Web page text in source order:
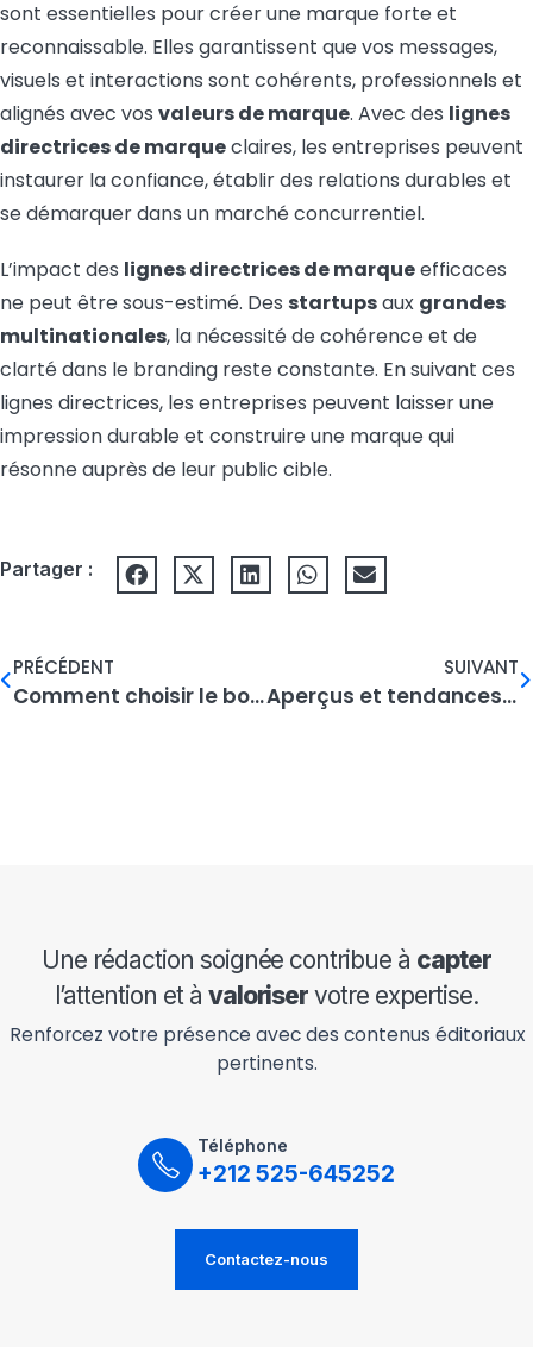
sont essentielles pour créer une marque forte et
reconnaissable. Elles garantissent que vos messages,
visuels et interactions sont cohérents, professionnels et
alignés avec vos valeurs de marque. Avec des lignes
directrices de marqueclaires, les entreprises peuvent
instaurer la confiance, établir des relations durables et
se démarquer dans un marché concurrentiel.
L’impact des lignes directrices de marqueefficaces
ne peut être sous-estimé. Des startupsaux grandes
multinationales, la nécessité de cohérence et de
clarté dans le branding reste constante. En suivant ces
lignes directrices, les entreprises peuvent laisser une
impression durable et construire une marque qui
résonne auprès de leur public cible.
Partager :
PRÉCÉDENT
Comment choisir le bon CMS pour votre site ?
SUIVANT
Aperçus et tendances essentiels du design web
Une rédaction soignée contribue à capter
l’attention et à valoriser votre expertise.
Renforcez votre présence avec des contenus éditoriaux
pertinents.
Téléphone
+212 525-645252
Contactez-nous